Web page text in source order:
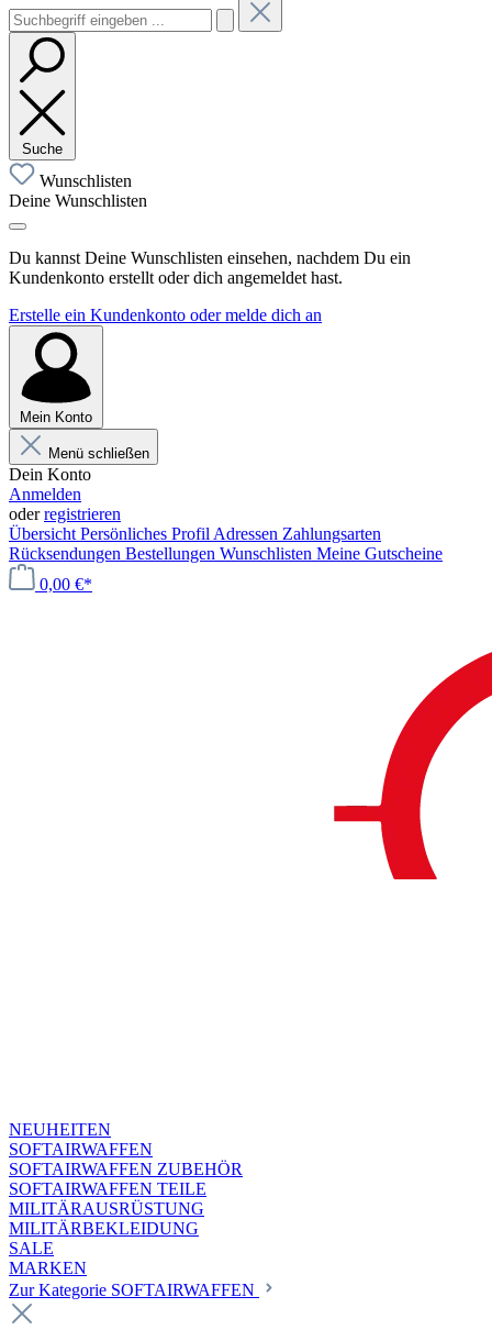
Suche
Wunschlisten
Deine Wunschlisten
Du kannst Deine Wunschlisten einsehen, nachdem Du ein
Kundenkonto erstellt oder dich angemeldet hast.
Erstelle ein Kundenkonto oder melde dich an
Mein Konto
Menü schließen
Dein Konto
Anmelden
oderregistrieren
Übersicht Persönliches Profil Adressen Zahlungsarten
Rücksendungen Bestellungen Wunschlisten Meine Gutscheine
0,00 €*
NEUHEITEN
SOFTAIRWAFFEN
SOFTAIRWAFFEN ZUBEHÖR
SOFTAIRWAFFEN TEILE
MILITÄRAUSRÜSTUNG
MILITÄRBEKLEIDUNG
SALE
MARKEN
Zur Kategorie SOFTAIRWAFFEN